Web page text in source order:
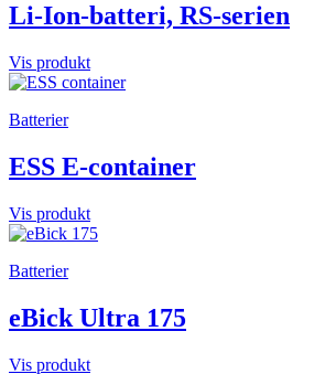
Li-Ion-batteri, RS-serien
Vis produkt
Batterier
ESS E-container
Vis produkt
Batterier
eBick Ultra 175
Vis produkt